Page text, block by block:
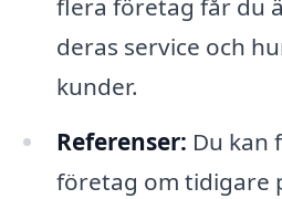
flera företag får du
deras service och
kunder.
Referenser: Du kan
företag om tidigare